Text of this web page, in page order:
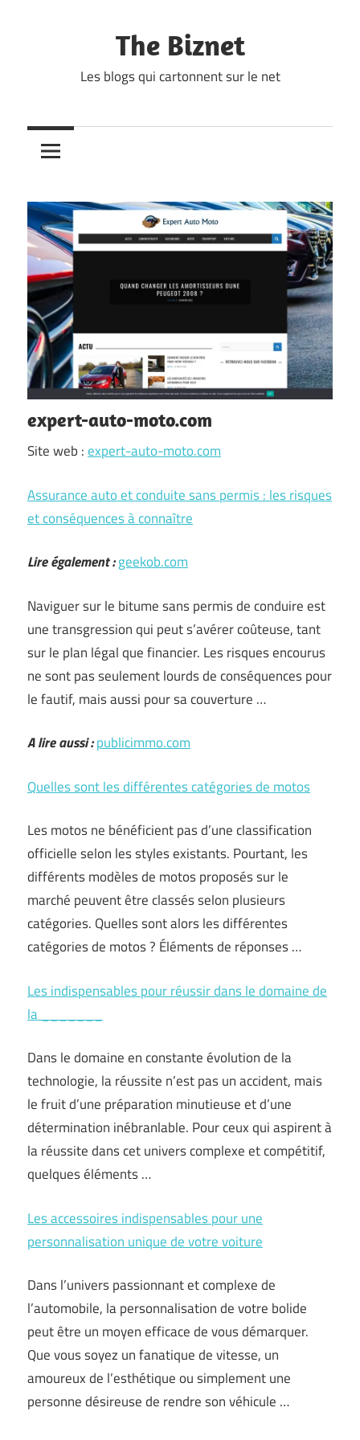
The Biznet
Les blogs qui cartonnent sur le net
expert-auto-moto.com
Site web :expert-auto-moto.com
Assurance auto et conduite sans permis : les risques
et conséquences à connaître
Lire également :geekob.com
Naviguer sur le bitume sans permis de conduire est
une transgression qui peut s’avérer coûteuse, tant
sur le plan légal que financier. Les risques encourus
ne sont pas seulement lourds de conséquences pour
le fautif, mais aussi pour sa couverture …
A lire aussi :publicimmo.com
Quelles sont les différentes catégories de motos
Les motos ne bénéficient pas d’une classification
officielle selon les styles existants. Pourtant, les
différents modèles de motos proposés sur le
marché peuvent être classés selon plusieurs
catégories. Quelles sont alors les différentes
catégories de motos ? Éléments de réponses …
Les indispensables pour réussir dans le domaine de
la _______
Dans le domaine en constante évolution de la
technologie, la réussite n’est pas un accident, mais
le fruit d’une préparation minutieuse et d’une
détermination inébranlable. Pour ceux qui aspirent à
la réussite dans cet univers complexe et compétitif,
quelques éléments …
Les accessoires indispensables pour une
personnalisation unique de votre voiture
Dans l’univers passionnant et complexe de
l’automobile, la personnalisation de votre bolide
peut être un moyen efficace de vous démarquer.
Que vous soyez un fanatique de vitesse, un
amoureux de l’esthétique ou simplement une
personne désireuse de rendre son véhicule …